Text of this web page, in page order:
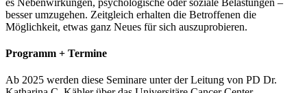
besser umzugehen. Zeitgleich erhalten die Betroffenen die
Möglichkeit, etwas ganz Neues für sich auszuprobieren.
Programm + Termine
Ab 2025 werden diese Seminare unter der Leitung von PD Dr.